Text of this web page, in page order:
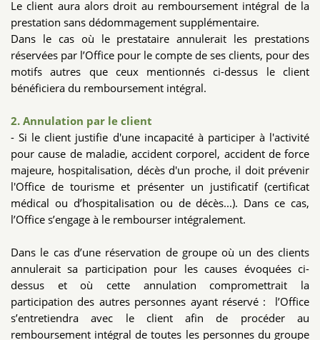
Le client aura alors droit au remboursement intégral de la
prestation sans dédommagement supplémentaire.
Dans le cas où le prestataire annulerait les prestations
réservées par l’Office pour le compte de ses clients, pour des
motifs autres que ceux mentionnés ci-dessus le client
bénéficiera du remboursement intégral.
2. Annulation par le client
- Si le client justifie d'une incapacité à participer à l'activité
pour cause de maladie, accident corporel, accident de force
majeure, hospitalisation, décès d'un proche, il doit prévenir
l'Office de tourisme et présenter un justificatif (certificat
médical ou d’hospitalisation ou de décès...). Dans ce cas,
l’Office s’engage à le rembourser intégralement.
Dans le cas d’une réservation de groupe où un des clients
annulerait sa participation pour les causes évoquées ci-
dessus et où cette annulation compromettrait la
participation des autres personnes ayant réservé : l’Office
s’entretiendra avec le client afin de procéder au
remboursement intégral de toutes les personnes du groupe